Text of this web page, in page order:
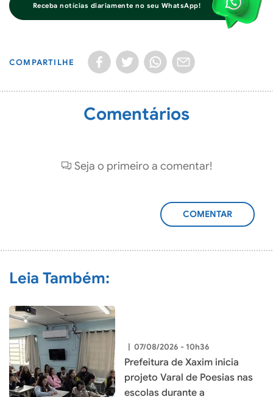
Receba notícias diariamente no seu WhatsApp!
COMPARTILHE
Comentários
Seja o primeiro a comentar!
ADICIONAR
Leia Também:
| 07/08/2026 - 10h36
Prefeitura de Xaxim inicia
projeto Varal de Poesias nas
escolas durante a